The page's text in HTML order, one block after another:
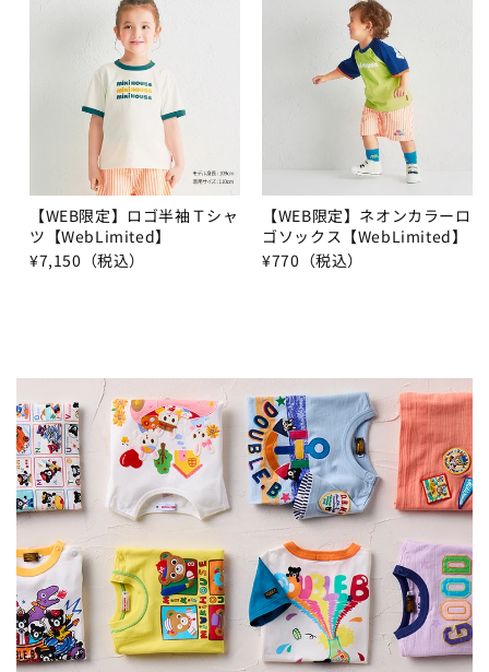
【WEB限定】ロゴ半袖Ｔシャ
ツ【WebLimited】
¥7,150（税込）
【WEB限定】ネオンカラーロ
ゴソックス【WebLimited】
¥770（税込）